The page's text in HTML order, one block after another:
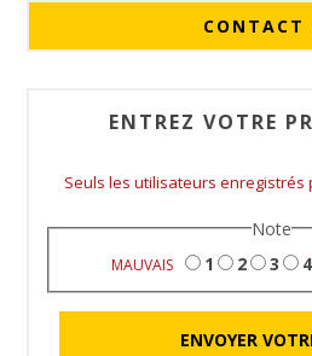
CONTACT
ENTREZ VOTRE
Seuls les utilisateurs enregistrés
Note
MAUVAIS 1 2 3 4